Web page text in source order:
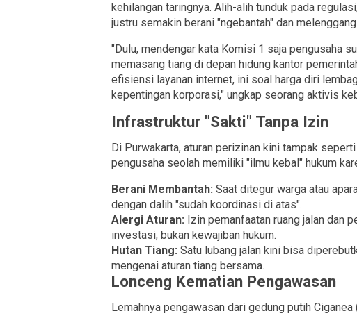
kehilangan taringnya. Alih-alih tunduk pada
justru semakin berani "ngebantah" dan
​"Dulu, mendengar kata Komisi 1 saja pengusaha
memasang tiang di depan hidung kantor
efisiensi layanan internet, ini soal harga diri
kepentingan korporasi," ungkap seorang aktivis
Infrastruktur "Sakti" Tanpa Izin
​Di Purwakarta, aturan perizinan kini tampak
pengusaha seolah memiliki "ilmu kebal" hukum
Berani Membantah: Saat ditegur warga atau
dengan dalih "sudah koordinasi di atas".
Alergi Aturan: Izin pemanfaatan ruang jalan dan
investasi, bukan kewajiban hukum.
Hutan Tiang: Satu lubang jalan kini bisa
mengenai aturan tiang bersama.
Lonceng Kematian Pengawasan
​Lemahnya pengawasan dari gedung putih